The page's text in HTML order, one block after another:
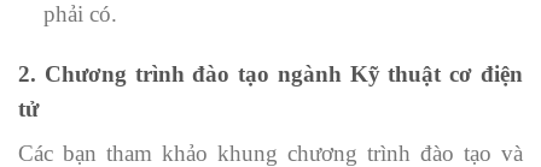
phải có.
2. Chương trình đào tạo ngành Kỹ thuật cơ điện
tử
Các bạn tham khảo khung chương trình đào tạo và